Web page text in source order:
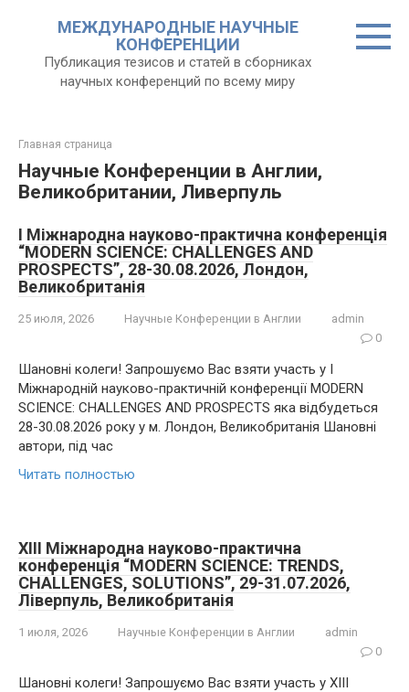
МЕЖДУНАРОДНЫЕ НАУЧНЫЕ
КОНФЕРЕНЦИИ
Публикация тезисов и статей в сборниках
научных конференций по всему миру
Главная страница
Научные Конференции в Англии,
Великобритании, Ливерпуль
I Міжнародна науково-практична конференція
“MODERN SCIENCE: CHALLENGES AND
PROSPECTS”, 28-30.08.2026, Лондон,
Великобританія
25 июля, 2026 Научные Конференции в Англии
admin
0
Шановні колеги! Запрошуємо Вас взяти участь у I
Міжнародній науково-практичній конференції MODERN
SCIENCE: CHALLENGES AND PROSPECTS яка відбудеться
28-30.08.2026 року у м. Лондон, Великобританія Шановні
автори, під час
Читать полностью
XIII Міжнародна науково-практична
конференція “MODERN SCIENCE: TRENDS,
CHALLENGES, SOLUTIONS”, 29-31.07.2026,
Ліверпуль, Великобританія
1 июля, 2026 Научные Конференции в Англии
admin
0
Шановні колеги! Запрошуємо Вас взяти участь у XIII